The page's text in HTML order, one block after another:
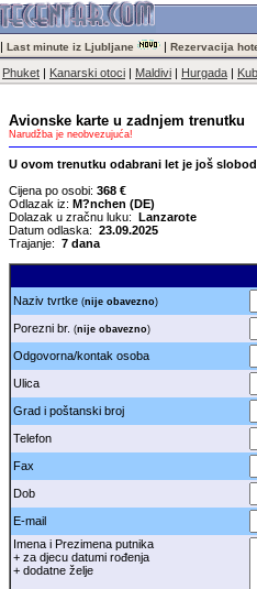
| Last minute iz Ljubljane | Rezervacija
Phuket | Kanarski otoci | Maldivi | Hurgada |
Avionske karte u zadnjem trenutku
Narudžba je neobvezujuća!
U ovom trenutku odabrani let je još
Cijena po osobi: 368 €
Odlazak iz: M?nchen (DE)
Dolazak u zračnu luku: Lanzarote
Datum odlaska: 23.09.2025
Trajanje: 7 dana
Naziv tvrtke (nije obavezno)
Porezni br. (nije obavezno)
Odgovorna/kontak osoba
Ulica
Grad i poštanski broj
Telefon
Fax
Dob
E-mail
Imena i Prezimena putnika
+ za djecu datumi rođenja
+ dodatne želje